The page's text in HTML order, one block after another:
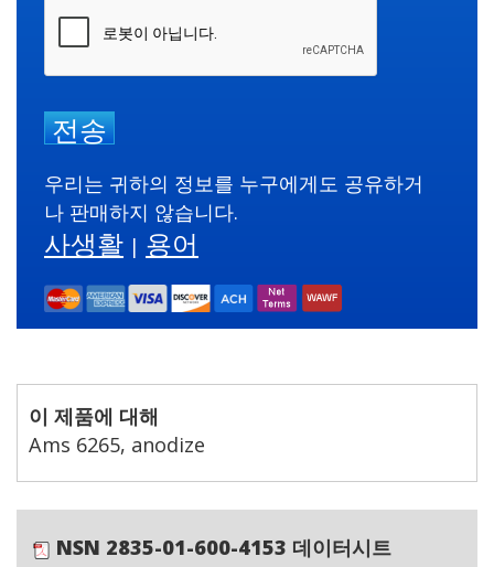
전송
우리는 귀하의 정보를 누구에게도 공유하거
나 판매하지 않습니다.
사생활 | 용어
이 제품에 대해
Ams 6265, anodize
NSN 2835-01-600-4153 데이터시트